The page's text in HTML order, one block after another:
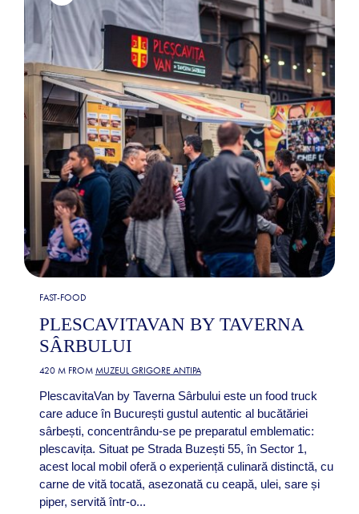
FAST-FOOD
PLESCAVITAVAN BY TAVERNA
SÂRBULUI
420 M FROM MUZEUL GRIGORE ANTIPA
PlescavitaVan by Taverna Sârbului este un food truck
care aduce în București gustul autentic al bucătăriei
sârbești, concentrându-se pe preparatul emblematic:
plescavița. Situat pe Strada Buzești 55, în Sector 1,
acest local mobil oferă o experiență culinară distinctă, cu
carne de vită tocată, asezonată cu ceapă, ulei, sare și
piper, servită într-o...